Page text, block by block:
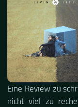
Eine Review zu
nicht viel zu